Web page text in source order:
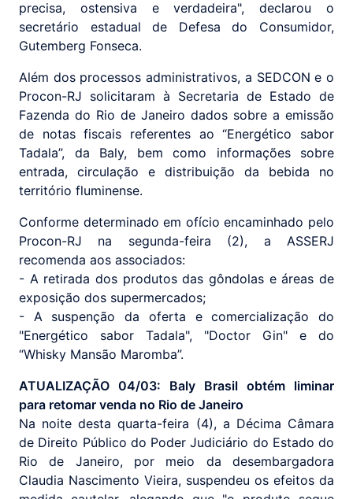
precisa, ostensiva e verdadeira", declarou o
secretário estadual de Defesa do Consumidor,
Gutemberg Fonseca.
Além dos processos administrativos, a SEDCON e o
Procon-RJ solicitaram à Secretaria de Estado de
Fazenda do Rio de Janeiro dados sobre a emissão
de notas fiscais referentes ao “Energético sabor
Tadala”, da Baly, bem como informações sobre
entrada, circulação e distribuição da bebida no
território fluminense.
Conforme determinado em ofício encaminhado pelo
Procon-RJ na segunda-feira (2), a ASSERJ
recomenda aos associados:
- A retirada dos produtos das gôndolas e áreas de
exposição dos supermercados;
- A suspenção da oferta e comercialização do
"Energético sabor Tadala", "Doctor Gin" e do
“Whisky Mansão Maromba”.
ATUALIZAÇÃO 04/03: Baly Brasil obtém liminar
para retomar venda no Rio de Janeiro
Na noite desta quarta-feira (4), a Décima Câmara
de Direito Público do Poder Judiciário do Estado do
Rio de Janeiro, por meio da desembargadora
Claudia Nascimento Vieira, suspendeu os efeitos da